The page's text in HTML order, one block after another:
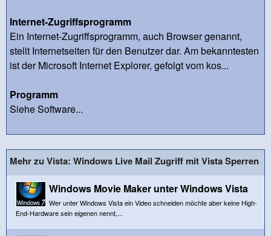
Internet-Zugriffsprogramm
Ein Internet-Zugriffsprogramm, auch Browser genannt,
stellt Internetseiten für den Benutzer dar. Am bekanntesten
ist der Microsoft Internet Explorer, gefolgt vom kos...
Programm
Siehe Software...
Mehr zu Vista: Windows Live Mail Zugriff mit Vista Sperren
Windows Movie Maker unter Windows Vista
Wer unter Windows Vista ein Video schneiden möchte aber keine High-
End-Hardware sein eigenen nennt,...